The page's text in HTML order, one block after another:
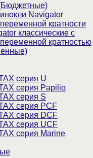
Navigator
кратности
классические с
кратностью
серия U
серия Papilio
серия S
серия PCF
серия DCF
серия UCF
серия Marine